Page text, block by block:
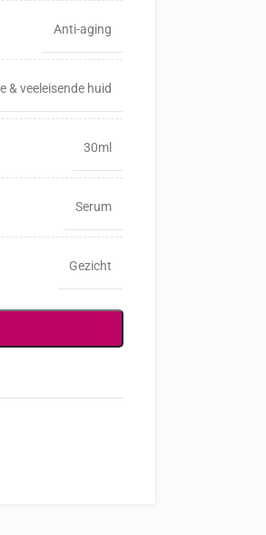
Anti-aging
& veeleisende huid
30ml
Serum
Gezicht